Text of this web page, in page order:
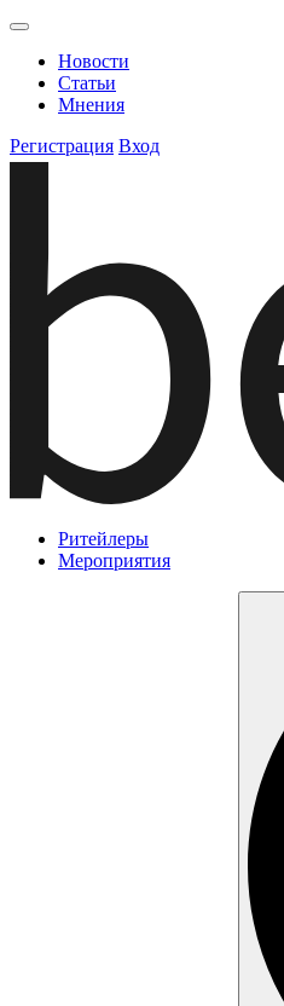
Новости
Статьи
Мнения
Регистрация Вход
Ритейлеры
Мероприятия